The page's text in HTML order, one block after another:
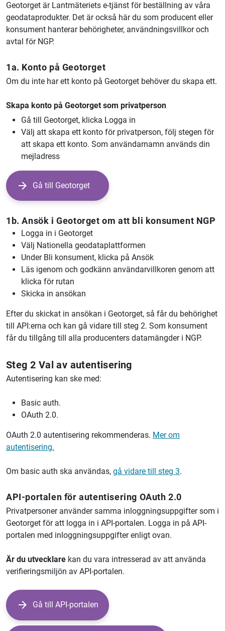
Geotorget är Lantmäteriets e-tjänst för beställning av våra
geodataprodukter. Det är också här du som producent eller
konsument hanterar behörigheter, användningsvillkor och
avtal för NGP.
1a. Konto på Geotorget
Om du inte har ett konto på Geotorget behöver du skapa ett.
Skapa konto på Geotorget som privatperson
Gå till Geotorget, klicka Logga in
Välj att skapa ett konto för privatperson, följ stegen för
att skapa ett konto. Som användarnamn används din
mejladress
Gå till Geotorget
1b. Ansök i Geotorget om att bli konsument NGP
Logga in i Geotorget
Välj Nationella geodataplattformen
Under Bli konsument, klicka på Ansök
Läs igenom och godkänn användarvillkoren genom att
klicka för rutan
Skicka in ansökan
Efter du skickat in ansökan i Geotorget, så får du behörighet
till API:erna och kan gå vidare till steg 2. Som konsument
får du tillgång till alla producenters datamängder i NGP.
Steg 2 Val av autentisering
Autentisering kan ske med:
Basic auth.
OAuth 2.0.
OAuth 2.0 autentisering rekommenderas. Mer om
autentisering.
Om basic auth ska användas, gå vidare till steg 3.
API-portalen för autentisering OAuth 2.0
Privatpersoner använder samma inloggningsuppgifter som i
Geotorget för att logga in i API-portalen. Logga in på API-
portalen med inloggningsuppgifter enligt ovan.
Är du utvecklare kan du vara intresserad av att använda
verifieringsmiljön av API-portalen.
Gå till API-portalen